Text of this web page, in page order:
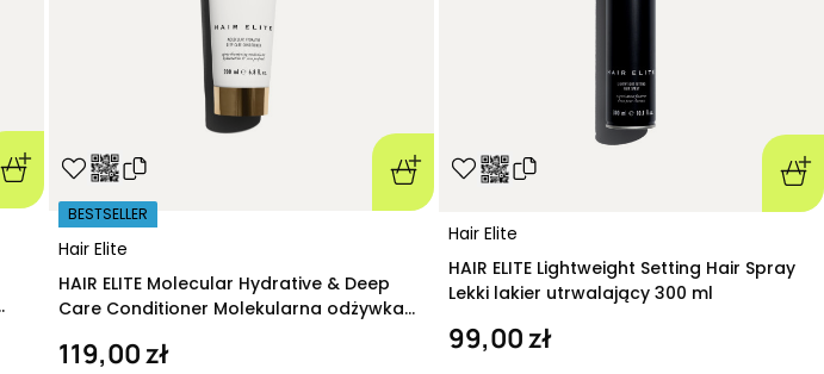
Hair Elite
BESTSELLER
HAIR ELITE Molecular Hydrative & Deep
Care Conditioner Molekularna odżywka
119,00 zł
Hair Elite
HAIR ELITE Lightweight Setting Hair Spray
Lekki lakier utrwalający 300 ml
99,00 zł